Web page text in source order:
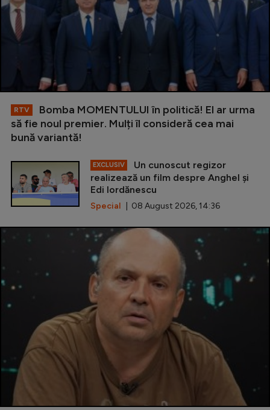
RTV
Bomba MOMENTULUI în politică! El ar urma
să fie noul premier. Mulți îl consideră cea mai
bună variantă!
EXCLUSIV
Un cunoscut regizor
realizează un film despre Anghel și
Edi Iordănescu
Special | 08 August 2026, 14:36